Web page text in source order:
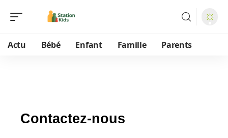
Actu Bébé Enfant Famille Parents
Contactez-nous